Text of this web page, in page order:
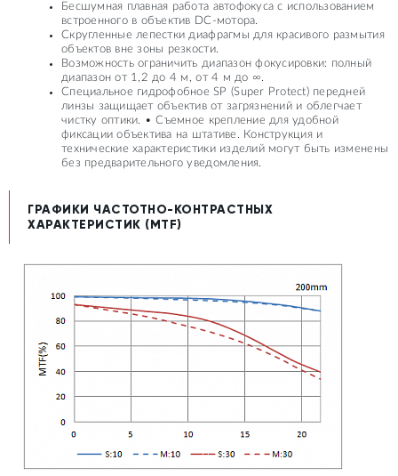
Бесшумная плавная работа автофокуса с использованием
встроенного в объектив DC-мотора.
Скругленные лепестки диафрагмы для красивого размытия
объектов вне зоны резкости.
Возможность ограничить диапазон фокусировки: полный
диапазон от 1,2 до 4 м, от 4 м до ∞.
Специальное гидрофобное SP (Super Protect) передней
линзы защищает объектив от загрязнений и облегчает
чистку оптики. • Съемное крепление для удобной
фиксации объектива на штативе. Конструкция и
технические характеристики изделий могут быть изменены
без предварительного уведомления.
ГРАФИКИ ЧАСТОТНО-КОНТРАСТНЫХ
ХАРАКТЕРИСТИК (MTF)
WIDE